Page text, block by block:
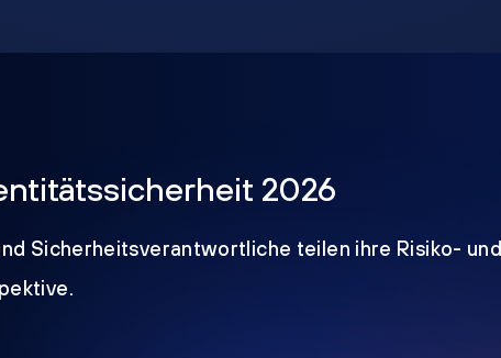
2026
Sicherheitsverantwortliche teilen ihre Risiko- und